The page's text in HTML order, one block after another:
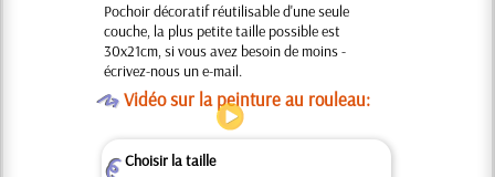
Pochoir décoratif réutilisable d'une seule
couche, la plus petite taille possible est
30x21cm, si vous avez besoin de moins -
écrivez-nous un e-mail.
OVidéo sur la peinture au rouleau:
ZChoisir la taille